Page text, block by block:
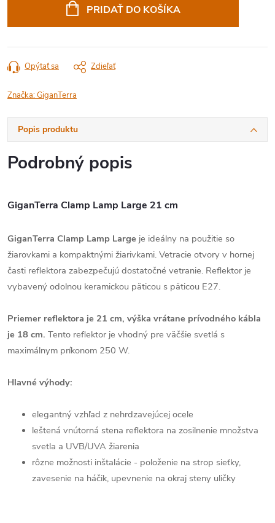
PRIDAŤ DO KOŠÍKA
Opýtať sa Zdieľať
Značka:GiganTerra
Popis produktu
Podrobný popis
GiganTerra Clamp Lamp Large 21 cm
GiganTerra Clamp Lamp Large je ideálny na použitie so
žiarovkami a kompaktnými žiarivkami. Vetracie otvory v hornej
časti reflektora zabezpečujú dostatočné vetranie. Reflektor je
vybavený odolnou keramickou päticou s päticou E27.
Priemer reflektora je 21 cm, výška vrátane prívodného kábla
je 18 cm. Tento reflektor je vhodný pre väčšie svetlá s
maximálnym príkonom 250 W.
Hlavné výhody:
elegantný vzhľad z nehrdzavejúcej ocele
leštená vnútorná stena reflektora na zosilnenie množstva
svetla a UVB/UVA žiarenia
rôzne možnosti inštalácie - položenie na strop sieťky,
zavesenie na háčik, upevnenie na okraj steny uličky